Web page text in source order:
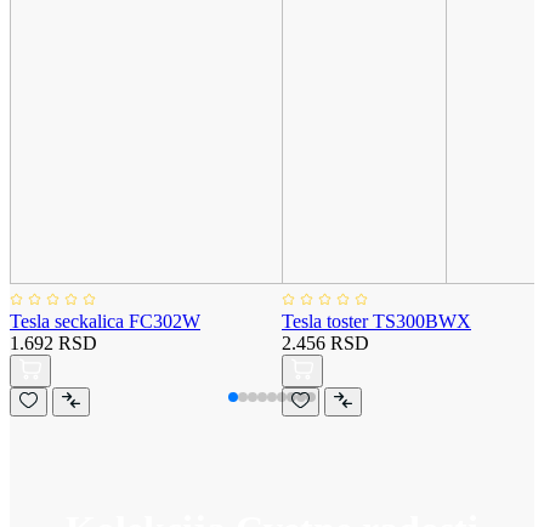
Tesla seckalica FC302W
1.692 RSD
Tesla toster TS300BWX
2.456 RSD